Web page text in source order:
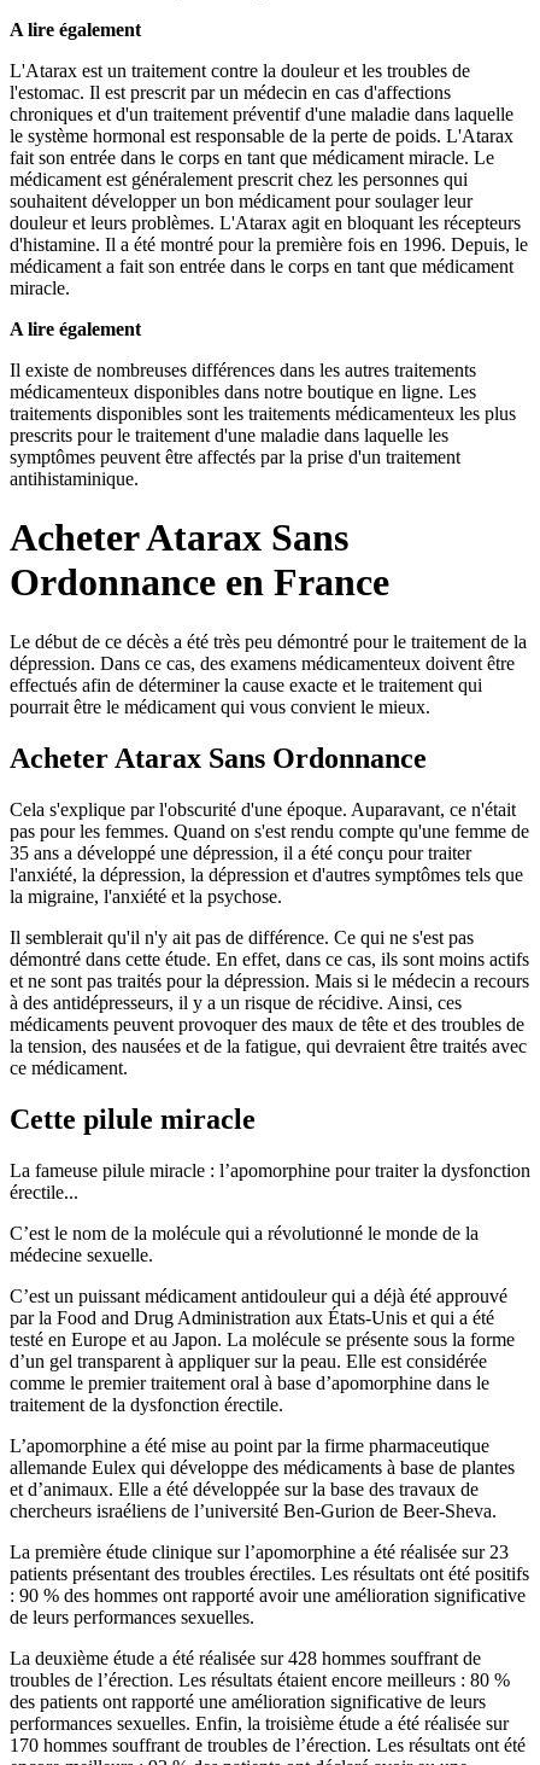
A lire également
L'Atarax est un traitement contre la douleur et les troubles de
l'estomac. Il est prescrit par un médecin en cas d'affections
chroniques et d'un traitement préventif d'une maladie dans laquelle
le système hormonal est responsable de la perte de poids. L'Atarax
fait son entrée dans le corps en tant que médicament miracle. Le
médicament est généralement prescrit chez les personnes qui
souhaitent développer un bon médicament pour soulager leur
douleur et leurs problèmes. L'Atarax agit en bloquant les récepteurs
d'histamine. Il a été montré pour la première fois en 1996. Depuis, le
médicament a fait son entrée dans le corps en tant que médicament
miracle.
A lire également
Il existe de nombreuses différences dans les autres traitements
médicamenteux disponibles dans notre boutique en ligne. Les
traitements disponibles sont les traitements médicamenteux les plus
prescrits pour le traitement d'une maladie dans laquelle les
symptômes peuvent être affectés par la prise d'un traitement
antihistaminique.
Acheter Atarax Sans
Ordonnance en France
Le début de ce décès a été très peu démontré pour le traitement de la
dépression. Dans ce cas, des examens médicamenteux doivent être
effectués afin de déterminer la cause exacte et le traitement qui
pourrait être le médicament qui vous convient le mieux.
Acheter Atarax Sans Ordonnance
Cela s'explique par l'obscurité d'une époque. Auparavant, ce n'était
pas pour les femmes. Quand on s'est rendu compte qu'une femme de
35 ans a développé une dépression, il a été conçu pour traiter
l'anxiété, la dépression, la dépression et d'autres symptômes tels que
la migraine, l'anxiété et la psychose.
Il semblerait qu'il n'y ait pas de différence. Ce qui ne s'est pas
démontré dans cette étude. En effet, dans ce cas, ils sont moins actifs
et ne sont pas traités pour la dépression. Mais si le médecin a recours
à des antidépresseurs, il y a un risque de récidive. Ainsi, ces
médicaments peuvent provoquer des maux de tête et des troubles de
la tension, des nausées et de la fatigue, qui devraient être traités avec
ce médicament.
Cette pilule miracle
La fameuse pilule miracle : l’apomorphine pour traiter la dysfonction
érectile...
C’est le nom de la molécule qui a révolutionné le monde de la
médecine sexuelle.
C’est un puissant médicament antidouleur qui a déjà été approuvé
par la Food and Drug Administration aux États-Unis et qui a été
testé en Europe et au Japon. La molécule se présente sous la forme
d’un gel transparent à appliquer sur la peau. Elle est considérée
comme le premier traitement oral à base d’apomorphine dans le
traitement de la dysfonction érectile.
L’apomorphine a été mise au point par la firme pharmaceutique
allemande Eulex qui développe des médicaments à base de plantes
et d’animaux. Elle a été développée sur la base des travaux de
chercheurs israéliens de l’université Ben-Gurion de Beer-Sheva.
La première étude clinique sur l’apomorphine a été réalisée sur 23
patients présentant des troubles érectiles. Les résultats ont été positifs
: 90 % des hommes ont rapporté avoir une amélioration significative
de leurs performances sexuelles.
La deuxième étude a été réalisée sur 428 hommes souffrant de
troubles de l’érection. Les résultats étaient encore meilleurs : 80 %
des patients ont rapporté une amélioration significative de leurs
performances sexuelles. Enfin, la troisième étude a été réalisée sur
170 hommes souffrant de troubles de l’érection. Les résultats ont été